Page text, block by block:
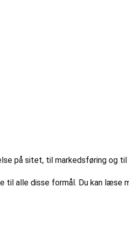
på sitet, til markedsføring og til
til alle disse formål. Du kan læse